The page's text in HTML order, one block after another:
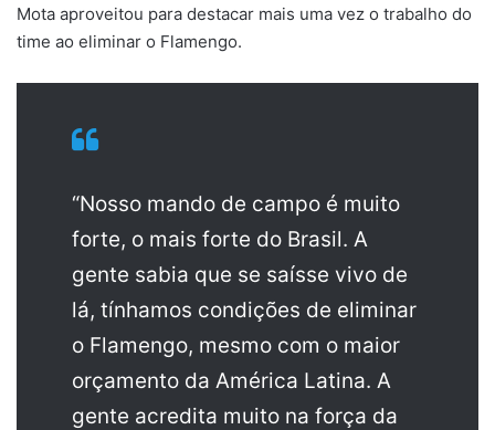
Mota aproveitou para destacar mais uma vez o trabalho do
time ao eliminar o Flamengo.
“Nosso mando de campo é muito
forte, o mais forte do Brasil. A
gente sabia que se saísse vivo de
lá, tínhamos condições de eliminar
o Flamengo, mesmo com o maior
orçamento da América Latina. A
gente acredita muito na força da